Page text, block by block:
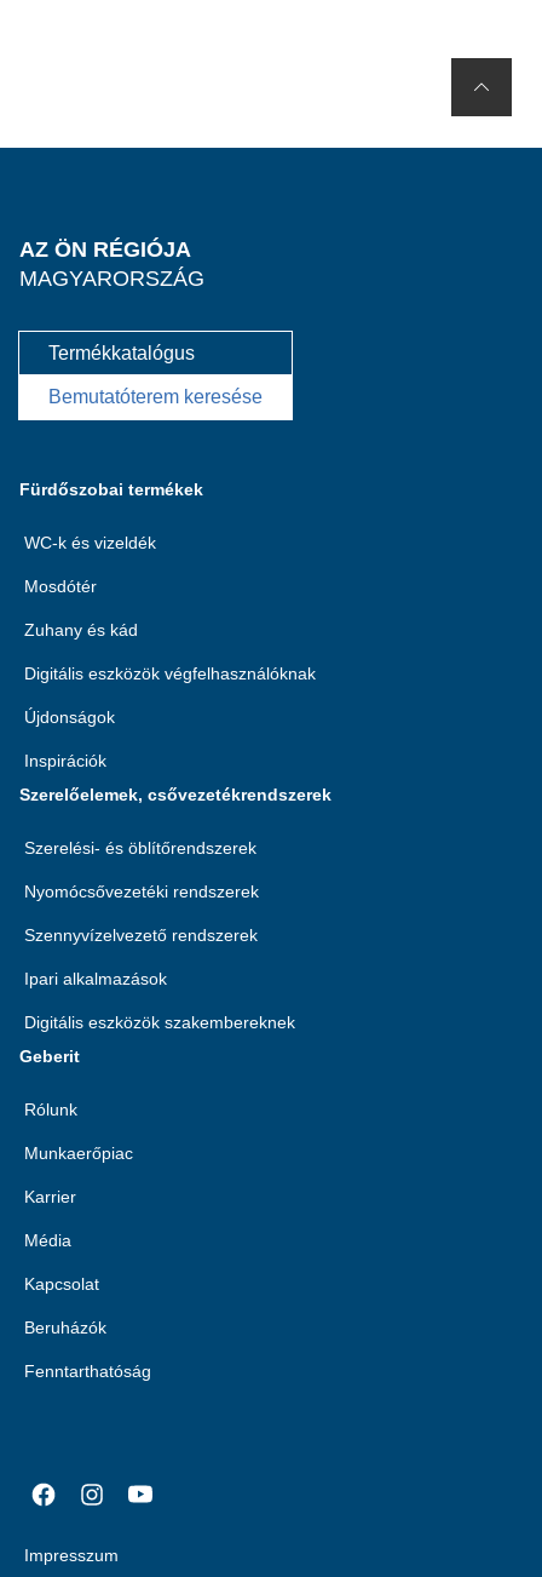
AZ ÖN RÉGIÓJA
MAGYARORSZÁG
Termékkatalógus
Bemutatóterem keresése
Fürdőszobai termékek
WC-k és vizeldék
Mosdótér
Zuhany és kád
Digitális eszközök végfelhasználóknak
Újdonságok
Inspirációk
Szerelőelemek, csővezetékrendszerek
Szerelési- és öblítőrendszerek
Nyomócsővezetéki rendszerek
Szennyvízelvezető rendszerek
Ipari alkalmazások
Digitális eszközök szakembereknek
Geberit
Rólunk
Munkaerőpiac
Karrier
Média
Kapcsolat
Beruházók
Fenntarthatóság
Impresszum